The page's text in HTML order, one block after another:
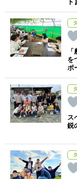
ト】
を
ポ
ス
鋭